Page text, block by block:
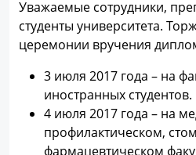
Уважаемые сотрудники,
студенты университета.
церемонии вручения
3 июля 2017 года – на
иностранных студентов.
4 июля 2017 года – на
профилактическом,
фармацевтическом